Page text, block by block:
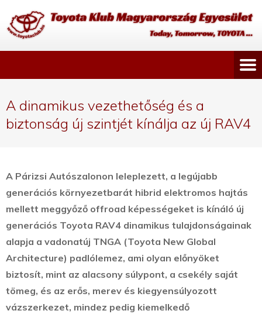
A dinamikus vezethetőség és a
biztonság új szintjét kínálja az új RAV4
A Párizsi Autószalonon leleplezett, a legújabb
generációs környezetbarát hibrid elektromos hajtás
mellett meggyőző offroad képességeket is kínáló új
generációs Toyota RAV4 dinamikus tulajdonságainak
alapja a vadonatúj TNGA (Toyota New Global
Architecture) padlólemez, ami olyan előnyöket
biztosít, mint az alacsony súlypont, a csekély saját
tömeg, és az erős, merev és kiegyensúlyozott
vázszerkezet, mindez pedig kiemelkedő